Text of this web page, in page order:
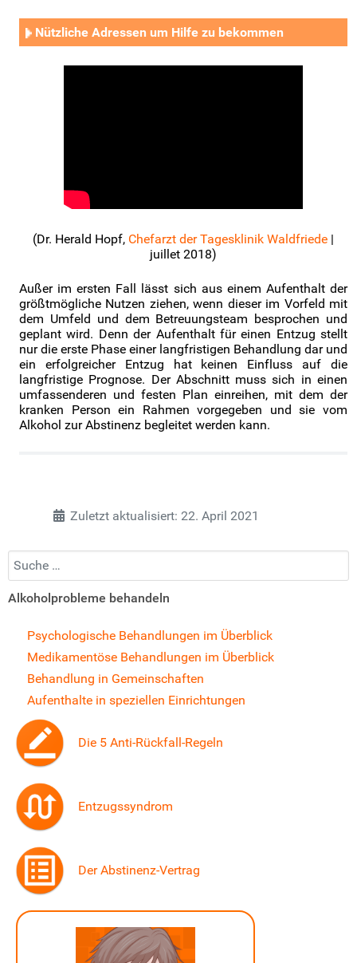
Nützliche Adressen um Hilfe zu bekommen
(Dr. Herald Hopf, Chefarzt der Tagesklinik Waldfriede |
juillet 2018)
Außer im ersten Fall lässt sich aus einem Aufenthalt der
größtmögliche Nutzen ziehen, wenn dieser im Vorfeld mit
dem Umfeld und dem Betreuungsteam besprochen und
geplant wird. Denn der Aufenthalt für einen Entzug stellt
nur die erste Phase einer langfristigen Behandlung dar und
ein erfolgreicher Entzug hat keinen Einfluss auf die
langfristige Prognose. Der Abschnitt muss sich in einen
umfassenderen und festen Plan einreihen, mit dem der
kranken Person ein Rahmen vorgegeben und sie vom
Alkohol zur Abstinenz begleitet werden kann.
Zuletzt aktualisiert: 22. April 2021
Suchen...
Alkoholprobleme behandeln
Psychologische Behandlungen im Überblick
Medikamentöse Behandlungen im Überblick
Behandlung in Gemeinschaften
Aufenthalte in speziellen Einrichtungen
Die 5 Anti-Rückfall-Regeln
Entzugssyndrom
Der Abstinenz-Vertrag